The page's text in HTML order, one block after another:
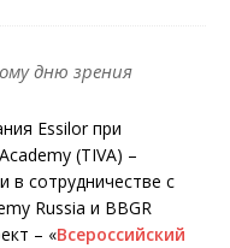
дню зрения
Essilor при
(TIVA) –
в сотрудничестве с
Russia и BBGR
– «Всероссийский